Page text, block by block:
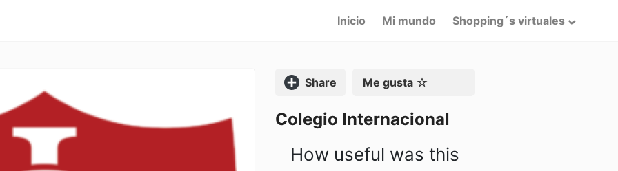
Inicio Mi mundo Shopping´s virtuales
Compartir Me gusta
Colegio Internacional
How useful was this